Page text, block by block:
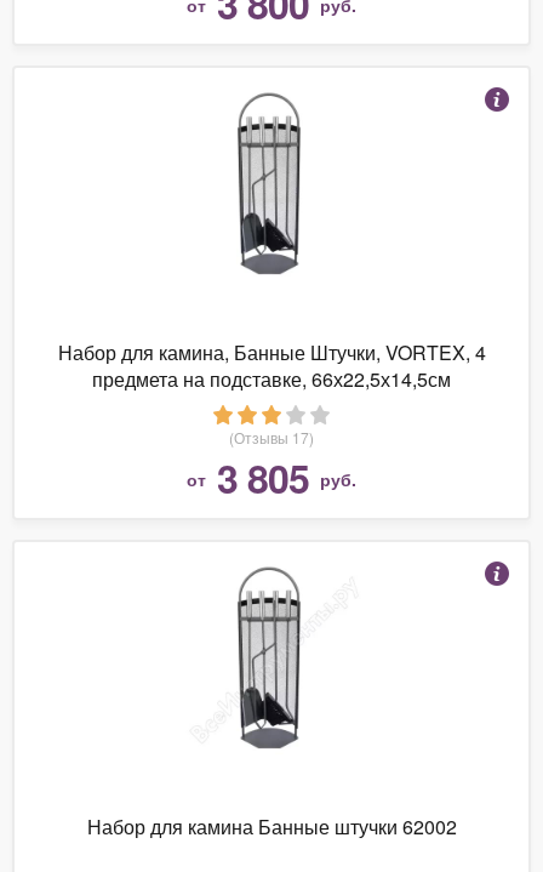
Набор для камина, Банные Штучки, VORTEX, 4
предмета на подставке, 66х22,5х14,5см
(Отзывы 17)
от 3 805 руб.
Набор для камина Банные штучки 62002